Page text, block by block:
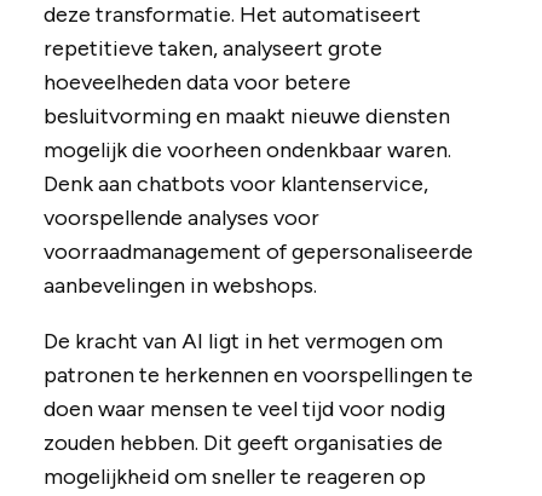
deze transformatie. Het automatiseert
repetitieve taken, analyseert grote
hoeveelheden data voor betere
besluitvorming en maakt nieuwe diensten
mogelijk die voorheen ondenkbaar waren.
Denk aan chatbots voor klantenservice,
voorspellende analyses voor
voorraadmanagement of gepersonaliseerde
aanbevelingen in webshops.
De kracht van AI ligt in het vermogen om
patronen te herkennen en voorspellingen te
doen waar mensen te veel tijd voor nodig
zouden hebben. Dit geeft organisaties de
mogelijkheid om sneller te reageren op